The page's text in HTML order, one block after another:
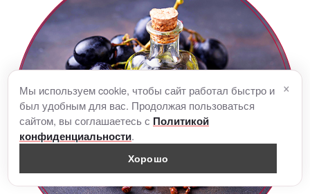
Мы используем cookie, чтобы сайт работал быстро и
был удобным для вас. Продолжая пользоваться
сайтом, вы соглашаетесь с Политикой
конфиденциальности.
Хорошо
×